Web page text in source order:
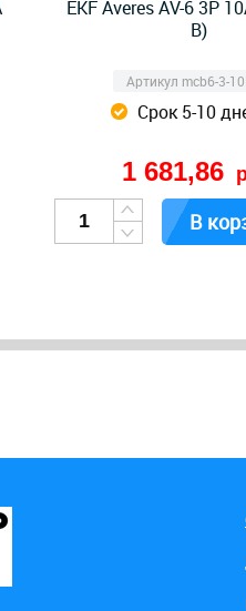
EKF Averes AV-6 3P
B)
Артикул mcb6-3-
Срок 5-10
1 681,86
В